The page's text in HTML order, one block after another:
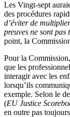
Les Vingt-sept
des procédures
d’éviter de
preuves ne sont pas
point, la
Pour la
que les
interagir avec les
lorsqu’ils
exemple. Selon le
(EU Justice
en outre pas